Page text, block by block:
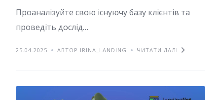
Проаналізуйте свою існуючу базу клієнтів та
проведіть дослід…
25.04.2025 АВТОР IRINA_LANDING ЧИТАТИ ДАЛІ